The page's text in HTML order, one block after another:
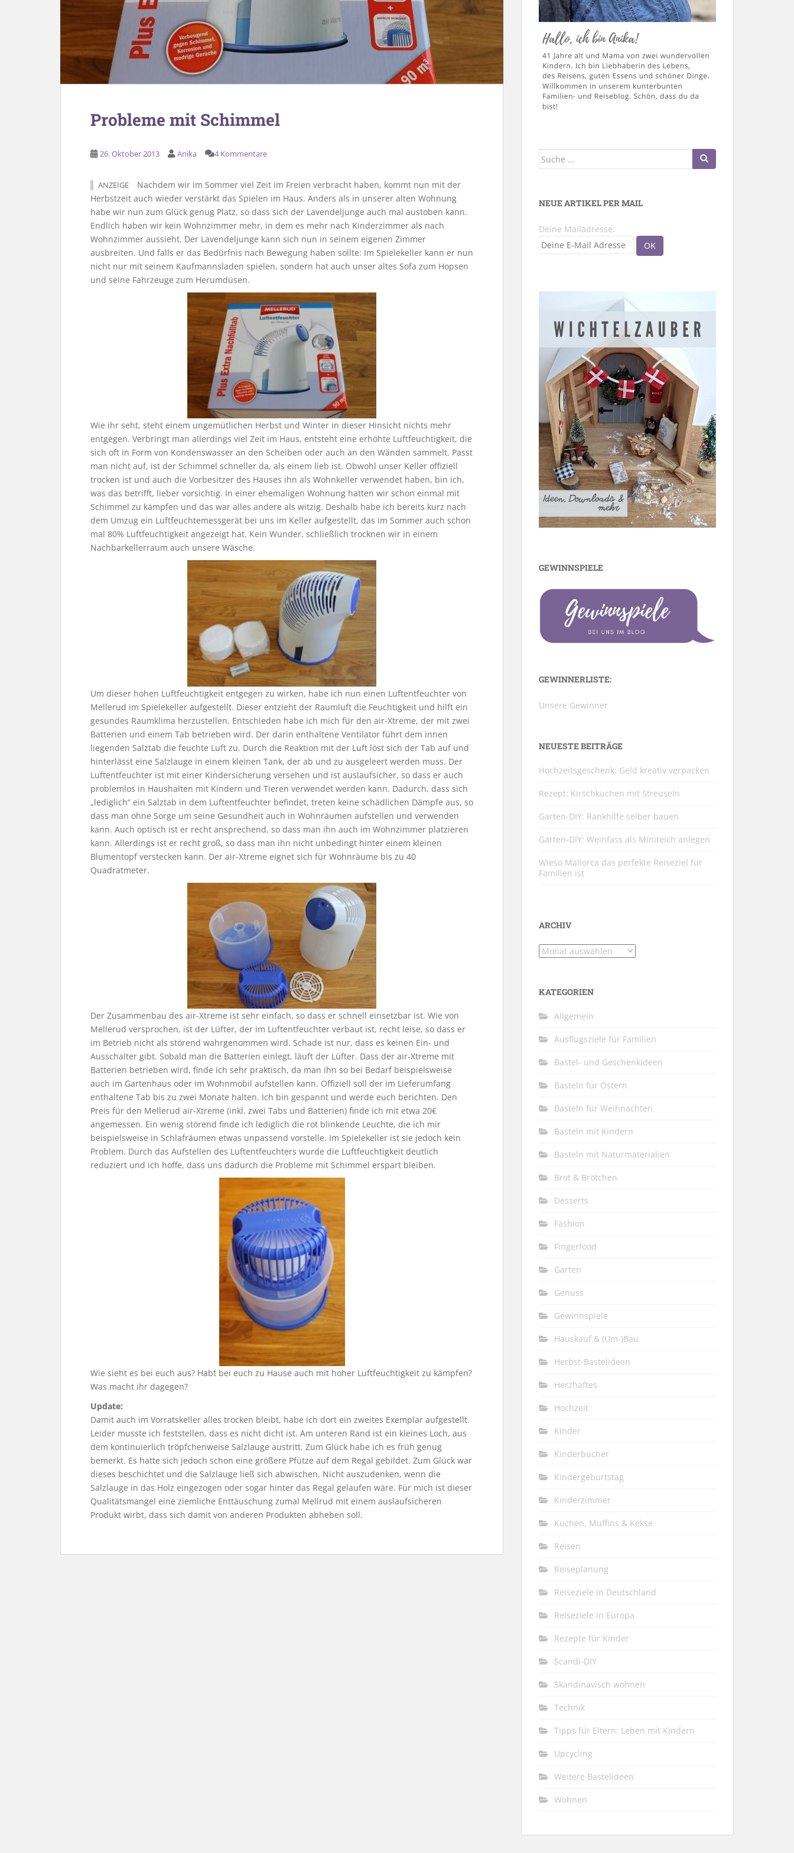
Probleme mit Schimmel
26. Oktober 2013 Anika 4 Kommentare
ANZEIGE
Nachdem wir im Sommer viel Zeit im Freien verbracht haben, kommt nun mit der
Herbstzeit auch wieder verstärkt das Spielen im Haus. Anders als in unserer alten Wohnung
habe wir nun zum Glück genug Platz, so dass sich der Lavendeljunge auch mal austoben kann.
Endlich haben wir kein Wohnzimmer mehr, in dem es mehr nach Kinderzimmer als nach
Wohnzimmer aussieht. Der Lavendeljunge kann sich nun in seinem eigenen Zimmer
ausbreiten. Und falls er das Bedürfnis nach Bewegung haben sollte: Im Spielekeller kann er nun
nicht nur mit seinem Kaufmannsladen spielen, sondern hat auch unser altes Sofa zum Hopsen
und seine Fahrzeuge zum Herumdüsen.
Wie ihr seht, steht einem ungemütlichen Herbst und Winter in dieser Hinsicht nichts mehr
entgegen. Verbringt man allerdings viel Zeit im Haus, entsteht eine erhöhte Luftfeuchtigkeit, die
sich oft in Form von Kondenswasser an den Scheiben oder auch an den Wänden sammelt. Passt
man nicht auf, ist der Schimmel schneller da, als einem lieb ist. Obwohl unser Keller offiziell
trocken ist und auch die Vorbesitzer des Hauses ihn als Wohnkeller verwendet haben, bin ich,
was das betrifft, lieber vorsichtig. In einer ehemaligen Wohnung hatten wir schon einmal mit
Schimmel zu kämpfen und das war alles andere als witzig. Deshalb habe ich bereits kurz nach
dem Umzug ein Luftfeuchtemessgerät bei uns im Keller aufgestellt, das im Sommer auch schon
mal 80% Luftfeuchtigkeit angezeigt hat. Kein Wunder, schließlich trocknen wir in einem
Nachbarkellerraum auch unsere Wäsche.
Um dieser hohen Luftfeuchtigkeit entgegen zu wirken, habe ich nun einen Luftentfeuchter von
Mellerud im Spielekeller aufgestellt. Dieser entzieht der Raumluft die Feuchtigkeit und hilft ein
gesundes Raumklima herzustellen. Entschieden habe ich mich für den air-Xtreme, der mit zwei
Batterien und einem Tab betrieben wird. Der darin enthaltene Ventilator führt dem innen
liegenden Salztab die feuchte Luft zu. Durch die Reaktion mit der Luft löst sich der Tab auf und
hinterlässt eine Salzlauge in einem kleinen Tank, der ab und zu ausgeleert werden muss. Der
Luftentfeuchter ist mit einer Kindersicherung versehen und ist auslaufsicher, so dass er auch
problemlos in Haushalten mit Kindern und Tieren verwendet werden kann. Dadurch, dass sich
„lediglich“ ein Salztab in dem Luftentfeuchter befindet, treten keine schädlichen Dämpfe aus, so
dass man ohne Sorge um seine Gesundheit auch in Wohnräumen aufstellen und verwenden
kann. Auch optisch ist er recht ansprechend, so dass man ihn auch im Wohnzimmer platzieren
kann. Allerdings ist er recht groß, so dass man ihn nicht unbedingt hinter einem kleinen
Blumentopf verstecken kann. Der air-Xtreme eignet sich für Wohnräume bis zu 40
Quadratmeter.
Der Zusammenbau des air-Xtreme ist sehr einfach, so dass er schnell einsetzbar ist. Wie von
Mellerud versprochen, ist der Lüfter, der im Luftentfeuchter verbaut ist, recht leise, so dass er
im Betrieb nicht als störend wahrgenommen wird. Schade ist nur, dass es keinen Ein- und
Ausschalter gibt. Sobald man die Batterien einlegt, läuft der Lüfter. Dass der air-Xtreme mit
Batterien betrieben wird, finde ich sehr praktisch, da man ihn so bei Bedarf beispielsweise
auch im Gartenhaus oder im Wohnmobil aufstellen kann. Offiziell soll der im Lieferumfang
enthaltene Tab bis zu zwei Monate halten. Ich bin gespannt und werde euch berichten. Den
Preis für den Mellerud air-Xtreme (inkl. zwei Tabs und Batterien) finde ich mit etwa 20€
angemessen. Ein wenig störend finde ich lediglich die rot blinkende Leuchte, die ich mir
beispielsweise in Schlafräumen etwas unpassend vorstelle. Im Spielekeller ist sie jedoch kein
Problem. Durch das Aufstellen des Luftentfeuchters wurde die Luftfeuchtigkeit deutlich
reduziert und ich hoffe, dass uns dadurch die Probleme mit Schimmel erspart bleiben.
Wie sieht es bei euch aus? Habt bei euch zu Hause auch mit hoher Luftfeuchtigkeit zu kämpfen?
Was macht ihr dagegen?
Update:
Damit auch im Vorratskeller alles trocken bleibt, habe ich dort ein zweites Exemplar aufgestellt.
Leider musste ich feststellen, dass es nicht dicht ist. Am unteren Rand ist ein kleines Loch, aus
dem kontinuierlich tröpfchenweise Salzlauge austritt. Zum Glück habe ich es früh genug
bemerkt. Es hatte sich jedoch schon eine größere Pfütze auf dem Regal gebildet. Zum Glück war
dieses beschichtet und die Salzlauge ließ sich abwischen. Nicht auszudenken, wenn die
Salzlauge in das Holz eingezogen oder sogar hinter das Regal gelaufen wäre. Für mich ist dieser
Qualitätsmangel eine ziemliche Enttäuschung zumal Mellrud mit einem auslaufsicheren
Produkt wirbt, dass sich damit von anderen Produkten abheben soll.
Suche
NEUE ARTIKEL PER MAIL
Deine Mailadresse:
GEWINNSPIELE
GEWINNERLISTE:
Unsere Gewinner
NEUESTE BEITRÄGE
Hochzeitsgeschenk: Geld kreativ verpacken
Rezept: Kirschkuchen mit Streuseln
Garten-DIY: Rankhilfe selber bauen
Garten-DIY: Weinfass als Miniteich anlegen
Wieso Mallorca das perfekte Reiseziel für
Familien ist
ARCHIV
Archiv
KATEGORIEN
Allgemein
Ausflugsziele für Familien
Bastel- und Geschenkideen
Basteln für Ostern
Basteln für Weihnachten
Basteln mit Kindern
Basteln mit Naturmaterialien
Brot & Brötchen
Desserts
Fashion
Fingerfood
Garten
Genuss
Gewinnspiele
Hauskauf & (Um-)Bau
Herbst-Bastelideen
Herzhaftes
Hochzeit
Kinder
Kinderbücher
Kindergeburtstag
Kinderzimmer
Kuchen, Muffins & Kekse
Reisen
Reiseplanung
Reiseziele in Deutschland
Reiseziele in Europa
Rezepte für Kinder
Scandi-DIY
Skandinavisch wohnen
Technik
Tipps für Eltern: Leben mit Kindern
Upcycling
Weitere Bastelideen
Wohnen